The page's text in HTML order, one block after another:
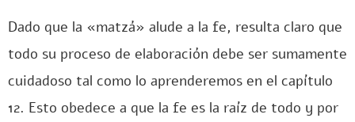
Dado que la «matzá» alude a la fe, resulta claro que
todo su proceso de elaboración debe ser sumamente
cuidadoso tal como lo aprenderemos en el capítulo
12. Esto obedece a que la fe es la raíz de todo y por